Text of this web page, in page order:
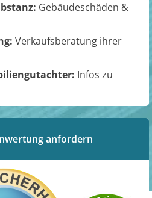
Gebäudeschäden &
Verkaufsberatung ihrer
Infos zu
anfordern